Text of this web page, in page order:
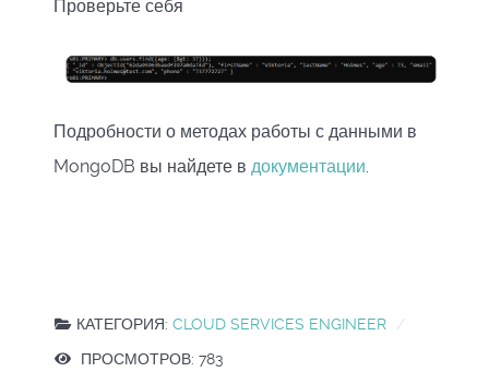
Проверьте себя
Подробности о методах работы с данными в
MongoDB вы найдете в документации
КАТЕГОРИЯ: CLOUD SERVICES ENGINEER
ПРОСМОТРОВ: 783